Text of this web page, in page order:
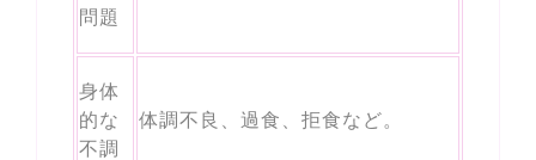
問題
身体
的な
不調
体調不良、過食、拒食など。